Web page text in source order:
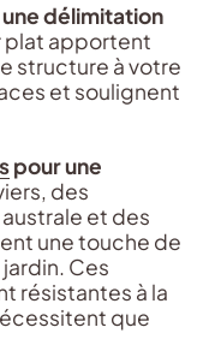
délimitation
plat apportent
structure à votre
et soulignent
pour une
des
et des
une touche de
Ces
résistantes à la
que